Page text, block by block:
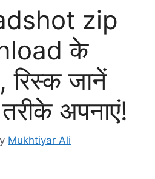
zip
के
रिस्क जानें
अपनाएं!
Mukhtiyar Ali